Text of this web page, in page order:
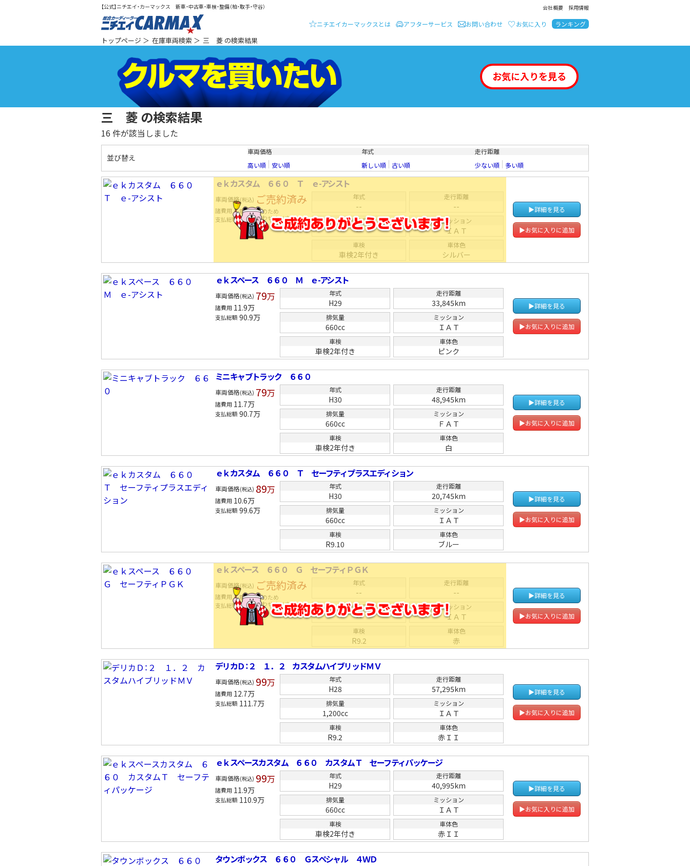
【公式】ニチエイ・カーマックス 新車・中古車・車検・整備（柏・取手・守谷） 会社概要 採用情報
総合カーディーラー ニチエイ・カーマックス
ニチエイカーマックスとは アフターサービス お問い合わせ お気に入り ランキング
トップページ ＞ 在庫車両検索 ＞ 三 菱 の検索結果
お気に入りを見る
三 菱 の検索結果
16 件が該当しました
並び替え
車両価格
高い順
安い順
年式
新しい順
古い順
走行距離
少ない順
多い順
ｅｋカスタム ６６０ Ｔ ｅ-アシスト
車両価格(税込) ご売約済み
諸費用
支払総額
新着在庫のため
お問い合わせください
年式
--
走行距離
--
排気量
--
ミッション
ＩＡＴ
車検
車検2年付き
車体色
シルバー
▶詳細を見る
▶お気に入りに追加
ｅｋスペース ６６０ Ｍ ｅ-アシスト
車両価格(税込) 79万
諸費用 11.9万
支払総額 90.9万
年式
H29
走行距離
33,845km
排気量
660cc
ミッション
ＩＡＴ
車検
車検2年付き
車体色
ピンク
▶詳細を見る
▶お気に入りに追加
ミニキャブトラック ６６０
車両価格(税込) 79万
諸費用 11.7万
支払総額 90.7万
年式
H30
走行距離
48,945km
排気量
660cc
ミッション
ＦＡＴ
車検
車検2年付き
車体色
白
▶詳細を見る
▶お気に入りに追加
ｅｋカスタム ６６０ Ｔ セーフティプラスエディション
車両価格(税込) 89万
諸費用 10.6万
支払総額 99.6万
年式
H30
走行距離
20,745km
排気量
660cc
ミッション
ＩＡＴ
車検
R9.10
車体色
ブルー
▶詳細を見る
▶お気に入りに追加
ｅｋスペース ６６０ Ｇ セーフティＰＧＫ
車両価格(税込) ご売約済み
諸費用
支払総額
新着在庫のため
お問い合わせください
年式
--
走行距離
--
排気量
--
ミッション
ＩＡＴ
車検
R9.2
車体色
赤
▶詳細を見る
▶お気に入りに追加
デリカＤ：２ １．２ カスタムハイブリッドＭＶ
車両価格(税込) 99万
諸費用 12.7万
支払総額 111.7万
年式
H28
走行距離
57,295km
排気量
1,200cc
ミッション
ＩＡＴ
車検
R9.2
車体色
赤ＩＩ
▶詳細を見る
▶お気に入りに追加
ｅｋスペースカスタム ６６０ カスタムＴ セーフティパッケージ
車両価格(税込) 99万
諸費用 11.9万
支払総額 110.9万
年式
H29
走行距離
40,995km
排気量
660cc
ミッション
ＩＡＴ
車検
車検2年付き
車体色
赤ＩＩ
▶詳細を見る
▶お気に入りに追加
タウンボックス ６６０ Ｇスペシャル ４ＷＤ